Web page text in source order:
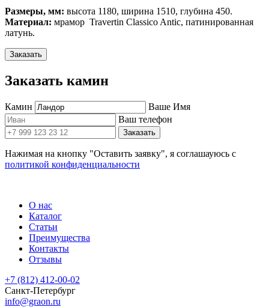
Размеры, мм: высота 1180, ширина 1510, глубина 450.
Материал: мрамор Travertin Classico Antic, патинированная
латунь.
Заказать
Заказать камин
Камин
Ваше Имя
Ваш телефон
Заказать
Нажимая на кнопку "Оставить заявку", я соглашауюсь с
политикой конфиденциальности
О нас
Каталог
Статьи
Преимущества
Контакты
Отзывы
+7 (812) 412-00-02
Санкт-Петербург
info@graon.ru